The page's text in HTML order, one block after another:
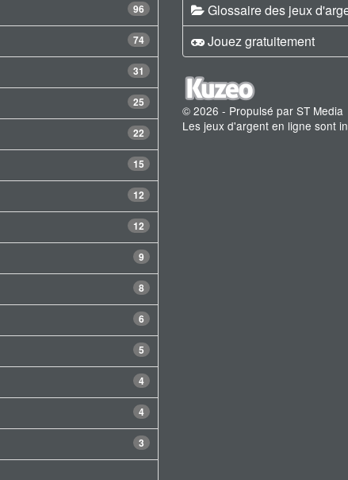
96
74
31
25
22
15
12
12
9
8
6
5
4
4
3
Glossaire des jeux
Jouez gratuitement
© 2026 - Propulsé par ST Media
Les jeux d'argent en ligne sont